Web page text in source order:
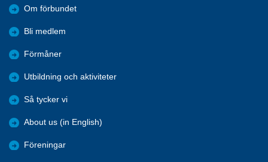
Om förbundet
Bli medlem
Förmåner
Utbildning och aktiviteter
Så tycker vi
About us (in English)
Föreningar